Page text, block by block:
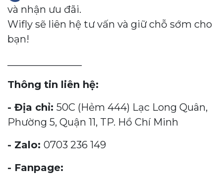
và nhận ưu đãi.
Wifly sẽ liên hệ tư vấn và giữ chỗ sớm cho
bạn!
Thông tin liên hệ:
- Địa chỉ: 50C (Hẻm 444) Lạc Long Quân,
Phường 5, Quận 11, TP. Hồ Chí Minh
- Zalo: 0703 236 149
- Fanpage: